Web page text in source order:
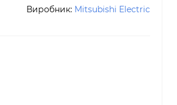
Виробник: Mitsubishi Electric